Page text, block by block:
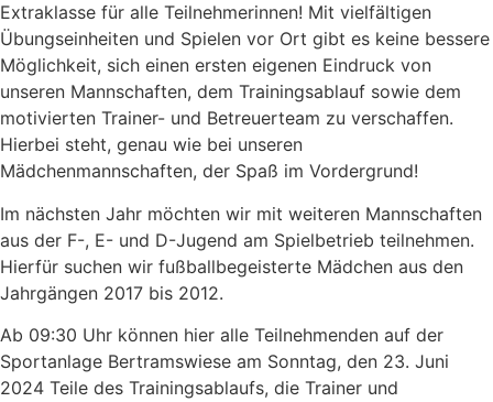
Extraklasse für alle Teilnehmerinnen! Mit vielfältigen
Übungseinheiten und Spielen vor Ort gibt es keine bessere
Möglichkeit, sich einen ersten eigenen Eindruck von
unseren Mannschaften, dem Trainingsablauf sowie dem
motivierten Trainer- und Betreuerteam zu verschaffen.
Hierbei steht, genau wie bei unseren
Mädchenmannschaften, der Spaß im Vordergrund!
Im nächsten Jahr möchten wir mit weiteren Mannschaften
aus der F-, E- und D-Jugend am Spielbetrieb teilnehmen.
Hierfür suchen wir fußballbegeisterte Mädchen aus den
Jahrgängen 2017 bis 2012.
Ab 09:30 Uhr können hier alle Teilnehmenden auf der
Sportanlage Bertramswiese am Sonntag, den 23. Juni
2024 Teile des Trainingsablaufs, die Trainer und